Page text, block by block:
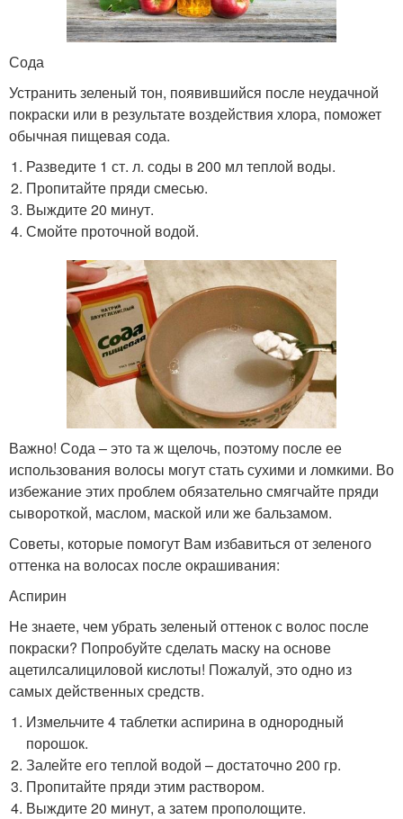
Сода
Устранить зеленый тон, появившийся после неудачной
покраски или в результате воздействия хлора, поможет
обычная пищевая сода.
Разведите 1 ст. л. соды в 200 мл теплой воды.
Пропитайте пряди смесью.
Выждите 20 минут.
Смойте проточной водой.
Важно! Сода – это та ж щелочь, поэтому после ее
использования волосы могут стать сухими и ломкими. Во
избежание этих проблем обязательно смягчайте пряди
сывороткой, маслом, маской или же бальзамом.
Советы, которые помогут Вам избавиться от зеленого
оттенка на волосах после окрашивания:
Аспирин
Не знаете, чем убрать зеленый оттенок с волос после
покраски? Попробуйте сделать маску на основе
ацетилсалициловой кислоты! Пожалуй, это одно из
самых действенных средств.
Измельчите 4 таблетки аспирина в однородный
порошок.
Залейте его теплой водой – достаточно 200 гр.
Пропитайте пряди этим раствором.
Выждите 20 минут, а затем прополощите.